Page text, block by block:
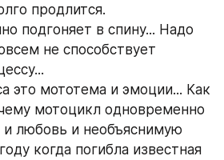
продлится.
подгоняет в спину... Надо
не способствует
это мототема и эмоции... Как
мотоцикл одновременно
и любовь и необъяснимую
когда погибла известная